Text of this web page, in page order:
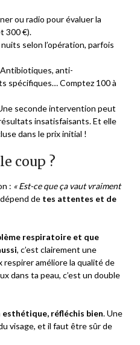
ou radio pour évaluer la
300 €).
nuits selon l’opération, parfois
anti-
spécifiques… Comptez 100 à
seconde intervention peut
insatisfaisants. Et elle
dans le prix initial !
coup ?
: « Est-ce que ça vaut vraiment
de tes attentes et de
respiratoire et que
, c’est clairement une
améliore la qualité de
dans ta peau, c’est un double
esthétique, réfléchis bien. Une
visage, et il faut être sûr de